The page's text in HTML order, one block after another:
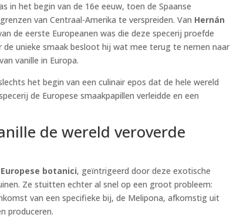
in het begin van de 16e eeuw, toen de Spaanse
van Centraal-Amerika te verspreiden. Van Hernán
de eerste Europeanen was die deze specerij proefde
unieke smaak besloot hij wat mee terug te nemen naar
vanille in Europa.
het begin van een culinair epos dat de hele wereld
de Europese smaakpapillen verleidde en een
de wereld veroverde
Europese botanici, geïntrigeerd door deze exotische
Ze stuitten echter al snel op een groot probleem:
van een specifieke bij, de Melipona, afkomstig uit
produceren.